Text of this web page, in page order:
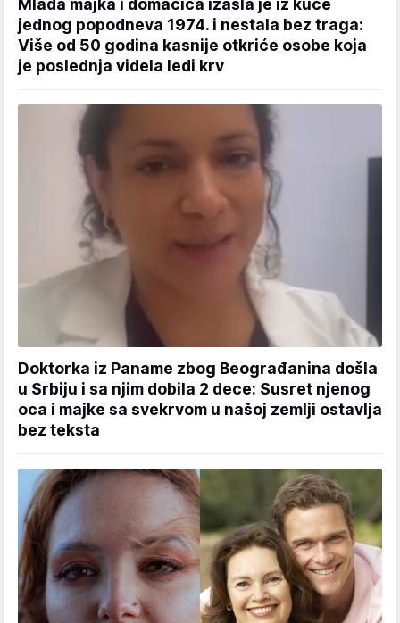
jednog popodneva 1974. i nestala bez traga:
Više od 50 godina kasnije otkriće osobe koja
je poslednja videla ledi krv
Doktorka iz Paname zbog Beograđanina došla
u Srbiju i sa njim dobila 2 dece: Susret njenog
oca i majke sa svekrvom u našoj zemlji ostavlja
bez teksta